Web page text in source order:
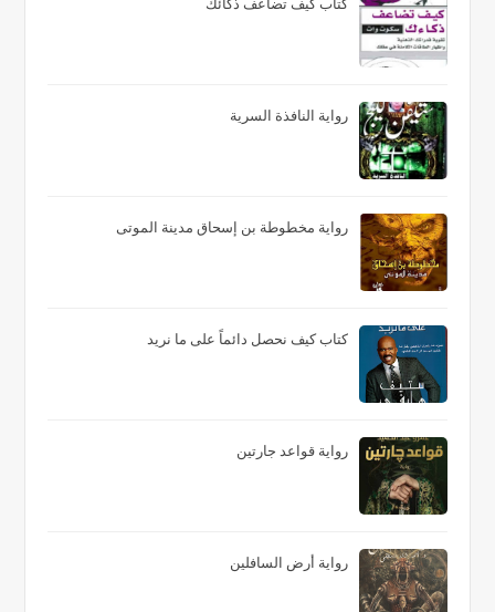
رواية النافذة السرية
رواية مخطوطة بن إسحاق مدينة الموتى
كتاب كيف نحصل دائماً على ما نريد
رواية قواعد جارتين
رواية أرض السافلين